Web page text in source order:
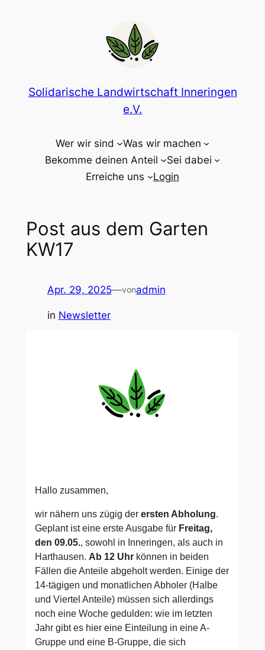
Solidarische Landwirtschaft Inneringen
e.V.
Wer wir sind
Was wir machen
Bekomme deinen Anteil
Sei dabei
Erreiche uns
Login
Post aus dem Garten
KW17
Apr. 29, 2025—vonadmin
in Newsletter
Hallo zusammen,
wir nähern uns zügig der ersten Abholung.
Geplant ist eine erste Ausgabe für Freitag,
den 09.05., sowohl in Inneringen, als auch in
Harthausen. Ab 12 Uhrkönnen in beiden
Fällen die Anteile abgeholt werden. Einige der
14-tägigen und monatlichen Abholer (Halbe
und Viertel Anteile) müssen sich allerdings
noch eine Woche gedulden: wie im letzten
Jahr gibt es hier eine Einteilung in eine A-
Gruppe und eine B-Gruppe, die sich